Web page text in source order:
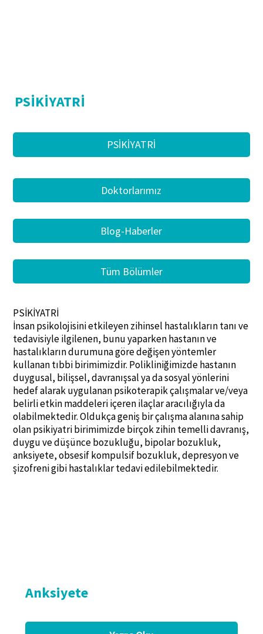
Anksiyete
PSİKİYATRİ
İnsan psikolojisini etkileyen zihinsel hastalıkların tanı ve
tedavisiyle ilgilenen, bunu yaparken hastanın ve
hastalıkların durumuna göre değişen yöntemler
kullanan tıbbi birimimizdir. Polikliniğimizde hastanın
duygusal, bilişsel, davranışsal ya da sosyal yönlerini
hedef alarak uygulanan psikoterapik çalışmalar ve/veya
belirli etkin maddeleri içeren ilaçlar aracılığıyla da
olabilmektedir. Oldukça geniş bir çalışma alanına sahip
olan psikiyatri birimimizde birçok zihin temelli davranış,
duygu ve düşünce bozukluğu, bipolar bozukluk,
anksiyete, obsesif kompulsif bozukluk, depresyon ve
şizofreni gibi hastalıklar tedavi edilebilmektedir.
PSİKİYATRİ
Doktorlarımız
Blog-Haberler
Tüm Bölümler
PSİKİYATRİ